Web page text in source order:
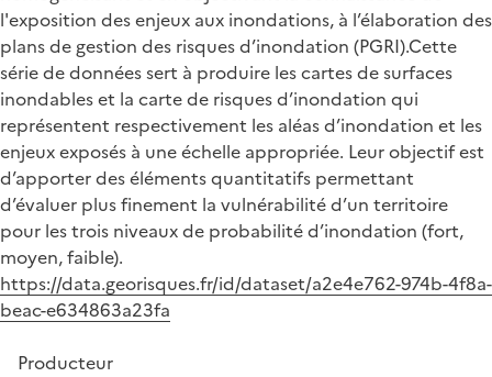
l'exposition des enjeux aux inondations, à l’élaboration des
plans de gestion des risques d’inondation (PGRI).Cette
série de données sert à produire les cartes de surfaces
inondables et la carte de risques d’inondation qui
représentent respectivement les aléas d’inondation et les
enjeux exposés à une échelle appropriée. Leur objectif est
d’apporter des éléments quantitatifs permettant
d’évaluer plus finement la vulnérabilité d’un territoire
pour les trois niveaux de probabilité d’inondation (fort,
moyen, faible).
https://data.georisques.fr/id/dataset/a2e4e762-974b-4f8a-
beac-e634863a23fa
Producteur